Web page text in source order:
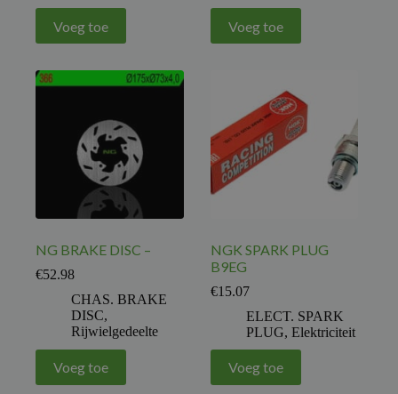
Voeg toe Voeg toe
NG BRAKE DISC –
€52.98
CHAS. BRAKE
DISC,
Rijwielgedeelte
Voeg toe
NGK SPARK PLUG
B9EG
€15.07
ELECT. SPARK
PLUG, Elektriciteit
Voeg toe